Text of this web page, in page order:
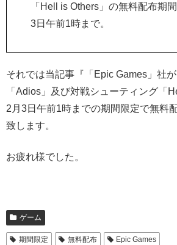
「Hell is Others」の無料配布期
3日午前1時まで。
それでは当記事『「Epic Games」社
「Adios」及び対戦シューティング「
2月3日午前1時までの期間限定で無料
致します。
お疲れ様でした。
ゲーム
期間限定 無料配布 Epic Games